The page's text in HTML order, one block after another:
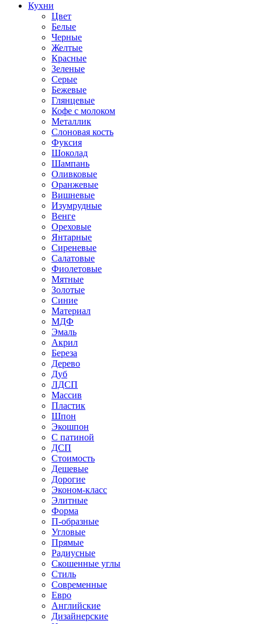
Кухни
Цвет
Белые
Черные
Желтые
Красные
Зеленые
Серые
Бежевые
Глянцевые
Кофе с молоком
Металлик
Слоновая кость
Фуксия
Шоколад
Шампань
Оливковые
Оранжевые
Вишневые
Изумрудные
Венге
Ореховые
Янтарные
Сиреневые
Салатовые
Фиолетовые
Мятные
Золотые
Синие
Материал
МДФ
Эмаль
Акрил
Береза
Дерево
Дуб
ЛДСП
Массив
Пластик
Шпон
Экошпон
С патиной
ДСП
Стоимость
Дешевые
Дорогие
Эконом-класс
Элитные
Форма
П-образные
Угловые
Прямые
Радиусные
Скошенные углы
Стиль
Современные
Евро
Английские
Дизайнерские